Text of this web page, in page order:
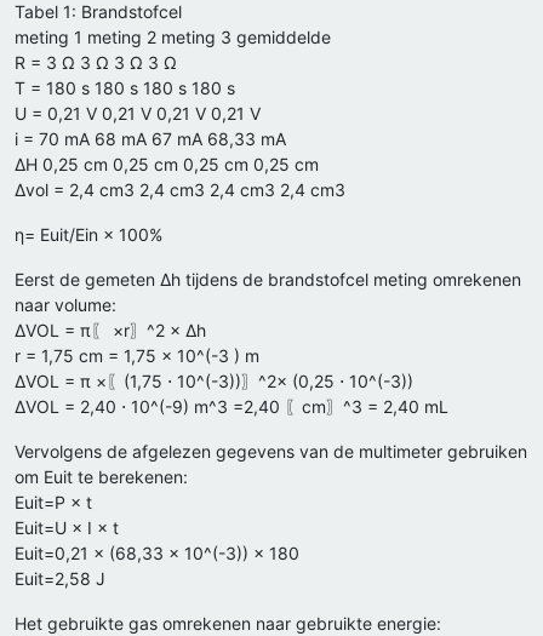
Tabel 1: Brandstofcel
meting 1 meting 2 meting 3 gemiddelde
R = 3 Ω 3 Ω 3 Ω 3 Ω
T = 180 s 180 s 180 s 180 s
U = 0,21 V 0,21 V 0,21 V 0,21 V
i = 70 mA 68 mA 67 mA 68,33 mA
ΔH 0,25 cm 0,25 cm 0,25 cm 0,25 cm
Δvol = 2,4 cm3 2,4 cm3 2,4 cm3 2,4 cm3
η= Euit/Ein × 100%
Eerst de gemeten Δh tijdens de brandstofcel meting omrekenen
naar volume:
ΔVOL = π〖 ×r〗^2 × Δh
r = 1,75 cm = 1,75 × 10^(-3 ) m
ΔVOL = π ×〖(1,75 ⋅ 10^(-3))〗^2× (0,25 ⋅ 10^(-3))
ΔVOL = 2,40 ⋅ 10^(-9) m^3 =2,40 〖cm〗^3 = 2,40 mL
Vervolgens de afgelezen gegevens van de multimeter gebruiken
om Euit te berekenen:
Euit=P × t
Euit=U × I × t
Euit=0,21 × (68,33 × 10^(-3)) × 180
Euit=2,58 J
Het gebruikte gas omrekenen naar gebruikte energie: